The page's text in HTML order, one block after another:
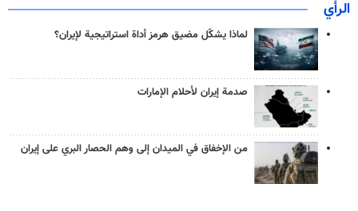
الرأي
لماذا يشكّل مضيق هرمز أداة استراتيجية لإيران؟
صدمة إيران لأحلام الإمارات
من الإخفاق في الميدان إلى وهم الحصار البري على إيران